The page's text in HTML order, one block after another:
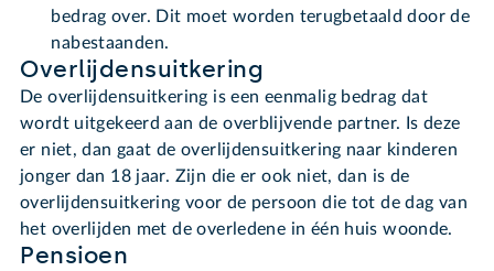
bedrag over. Dit moet worden terugbetaald door de
nabestaanden.
Overlijdensuitkering
De overlijdensuitkering is een eenmalig bedrag dat
wordt uitgekeerd aan de overblijvende partner. Is deze
er niet, dan gaat de overlijdensuitkering naar kinderen
jonger dan 18 jaar. Zijn die er ook niet, dan is de
overlijdensuitkering voor de persoon die tot de dag van
het overlijden met de overledene in één huis woonde.
Pensioen